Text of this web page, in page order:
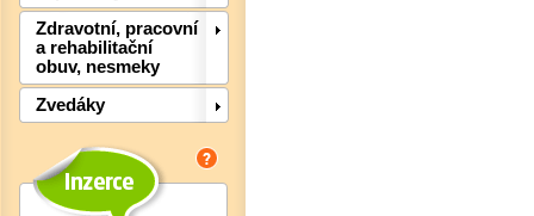
Zdravotní, pracovní
a rehabilitační
obuv, nesmeky
Zvedáky